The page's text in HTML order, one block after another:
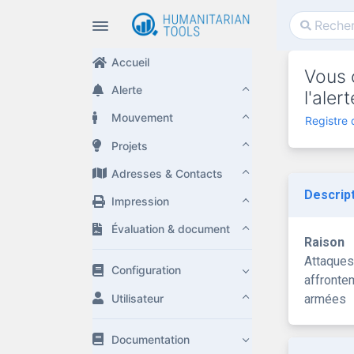
Accueil
Alerte
Mouvement
Projets
Adresses & Contacts
Impression
Évaluation & document
Configuration
Utilisateur
Documentation
Vous
Registre
Raison
armées